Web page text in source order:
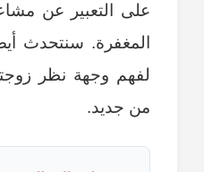
على التعبير عن
المغفرة. سنتحدث
لفهم وجهة نظر
من جديد.